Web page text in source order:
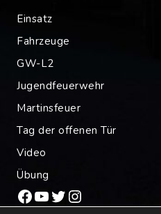
Einsatz
Fahrzeuge
GW-L2
Jugendfeuerwehr
Martinsfeuer
Tag der offenen Tür
Video
Übung